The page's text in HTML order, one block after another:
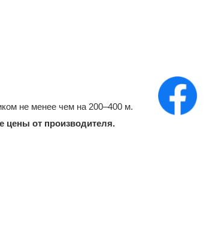
не менее чем на 200–400 м.
цены от производителя.